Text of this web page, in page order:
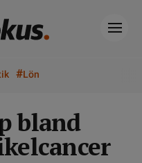
#Lön
bland